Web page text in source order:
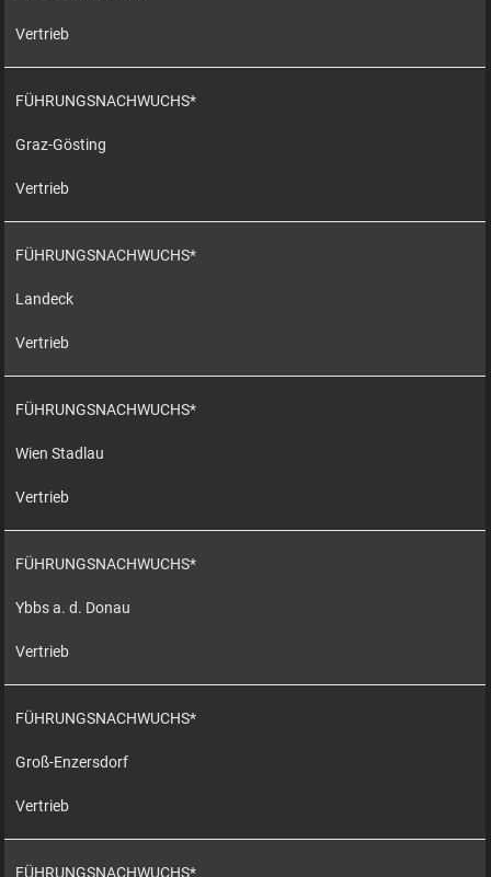
Vertrieb
FÜHRUNGSNACHWUCHS*
Graz-Gösting
Vertrieb
FÜHRUNGSNACHWUCHS*
Landeck
Vertrieb
FÜHRUNGSNACHWUCHS*
Wien Stadlau
Vertrieb
FÜHRUNGSNACHWUCHS*
Ybbs a. d. Donau
Vertrieb
FÜHRUNGSNACHWUCHS*
Groß-Enzersdorf
Vertrieb
FÜHRUNGSNACHWUCHS*